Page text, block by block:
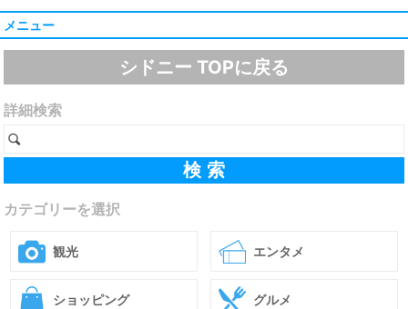
メニュー
シドニー TOPに戻る
詳細検索
カテゴリーを選択
観光 エンタメ
ショッピング グルメ